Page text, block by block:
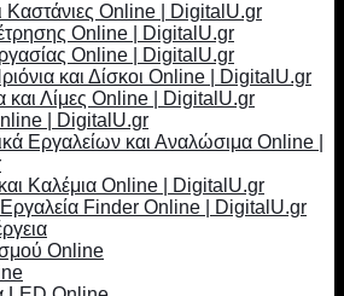
Καστάνιες Online | DigitalU.gr
Online | DigitalU.gr
Online | DigitalU.gr
και Δίσκοι Online | DigitalU.gr
και Λίμες Online | DigitalU.gr
| DigitalU.gr
Εργαλείων και Αναλώσιμα Online |
Καλέμια Online | DigitalU.gr
Εργαλεία Finder Online | DigitalU.gr
Online